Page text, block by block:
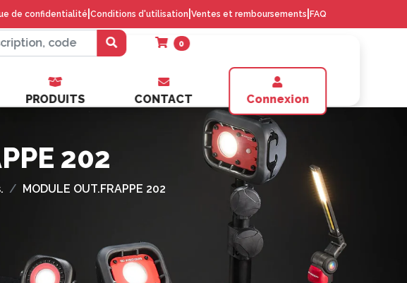
de confidentialité Conditions d'utilisation Ventes et remboursements FAQ
0
PRODUITS CONTACT Connexion
202
MODULE OUT.FRAPPE 202